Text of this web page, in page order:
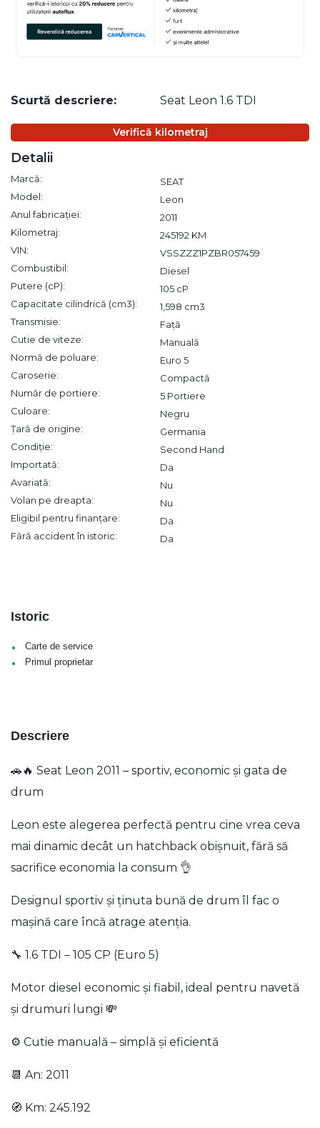
Scurtă descriere: Seat Leon 1.6 TDI
Verifică kilometraj
Detalii
Marcă:
SEAT
Model:
Leon
Anul fabricației:
2011
Kilometraj:
245192 KM
VIN:
VSSZZZ1PZBR057459
Combustibil:
Diesel
Putere (cP):
105 cP
Capacitate cilindrică (cm3):
1,598 cm3
Transmisie:
Față
Cutie de viteze:
Manuală
Normă de poluare:
Euro 5
Caroserie:
Compactă
Număr de portiere:
5 Portiere
Culoare:
Negru
Țară de origine:
Germania
Condiție:
Second Hand
Importată:
Da
Avariată:
Nu
Volan pe dreapta:
Nu
Eligibil pentru finanțare:
Da
Fără accident în istoric:
Da
Istoric
• Carte de service
• Primul proprietar
Descriere
🚗🔥 Seat Leon 2011 – sportiv, economic și gata de
drum
Leon este alegerea perfectă pentru cine vrea ceva
mai dinamic decât un hatchback obișnuit, fără să
sacrifice economia la consum 👌
Designul sportiv și ținuta bună de drum îl fac o
mașină care încă atrage atenția.
🔧 1.6 TDI – 105 CP (Euro 5)
Motor diesel economic și fiabil, ideal pentru navetă
și drumuri lungi 💸
⚙️ Cutie manuală – simplă și eficientă
📆 An: 2011
🧭 Km: 245.192